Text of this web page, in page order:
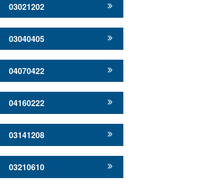
03021202
03040405
04070422
04160222
03141208
03210610